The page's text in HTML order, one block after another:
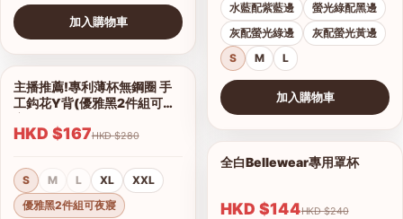
加入購物車
1/2
查看圖片
主播推薦!專利薄杯無鋼圈 手
工鈎花Y背(優雅黑2件組可夜
HKD $167 HKD $280
S M L XL
XXL
優雅黑2件組可夜寢
水藍配紫藍邊
螢光綠配黑邊
灰配螢光綠邊
灰配螢光黃邊
S
M L
加入購物車
查看圖片
全白Bellewear專用罩杯
HKD $144 HKD $240